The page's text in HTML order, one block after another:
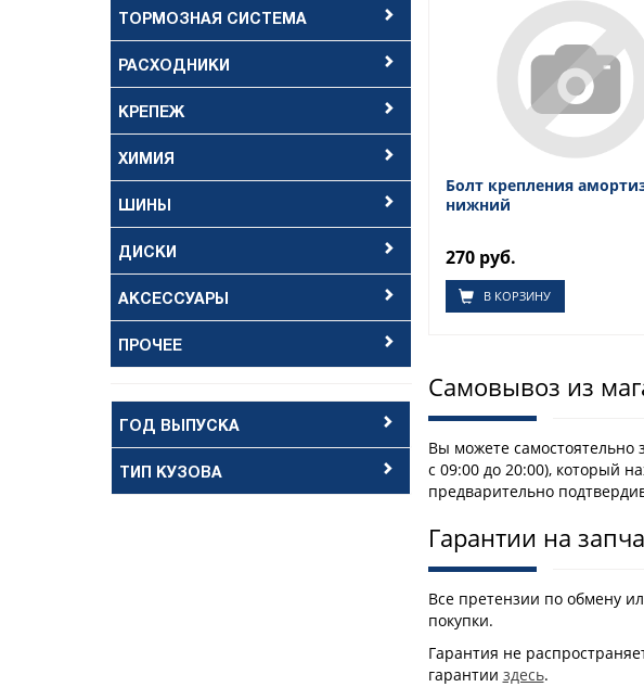
Болт крепления
нижний
270 руб.
В КОРЗИНУ
Самовывоз из
Вы можете самостоятельно
с 09:00 до 20:00), который
предварительно
Гарантии на
Все претензии по обмену
покупки.
Гарантия не
гарантии здесь.
ТОРМОЗНАЯ СИСТЕМА
РАСХОДНИКИ
КРЕПЕЖ
ХИМИЯ
ШИНЫ
ДИСКИ
АКСЕССУАРЫ
ПРОЧЕЕ
ГОД ВЫПУСКА
ТИП КУЗОВА